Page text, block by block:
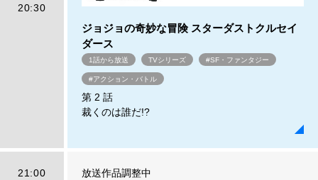
20:30
ジョジョの奇妙な冒険 スターダストクルセイ
ダース
1話から放送 TVシリーズ #SF・ファンタジー
#アクション・バトル
第 2 話
裁くのは誰だ!?
21:00 放送作品調整中